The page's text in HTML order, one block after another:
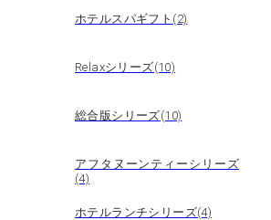
ホテルスパギフト(2)
Relaxシリーズ(10)
総合版シリーズ(10)
アフタヌーンティーシリーズ
(4)
ホテルランチシリーズ(4)